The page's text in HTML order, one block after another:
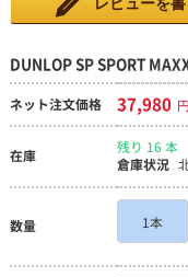
DUNLOP SP SPORT
ネット注文価格 37,980
在庫
残り 16 本
倉庫状況
数量 1本